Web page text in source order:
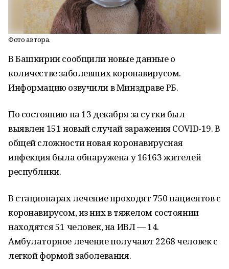
Фото автора.
В Башкирии сообщили новые данные о
количестве заболевших коронавирусом.
Информацию озвучили в Минздраве РБ.
По состоянию на 13 декабря за сутки был
выявлен 151 новый случай заражения COVID-19. В
общей сложности новая коронавирусная
инфекция была обнаружена у 16163 жителей
республики.
В стационарах лечение проходят 750 пациентов с
коронавирусом, из них в тяжелом состоянии
находятся 51 человек, на ИВЛ — 14.
Амбулаторное лечение получают 2268 человек с
легкой формой заболевания.